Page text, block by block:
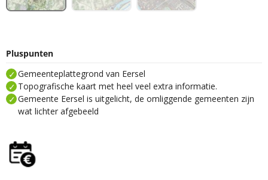
Pluspunten
Gemeenteplattegrond van Eersel
Topografische kaart met heel veel extra informatie.
Gemeente Eersel is uitgelicht, de omliggende gemeenten zijn
wat lichter afgebeeld